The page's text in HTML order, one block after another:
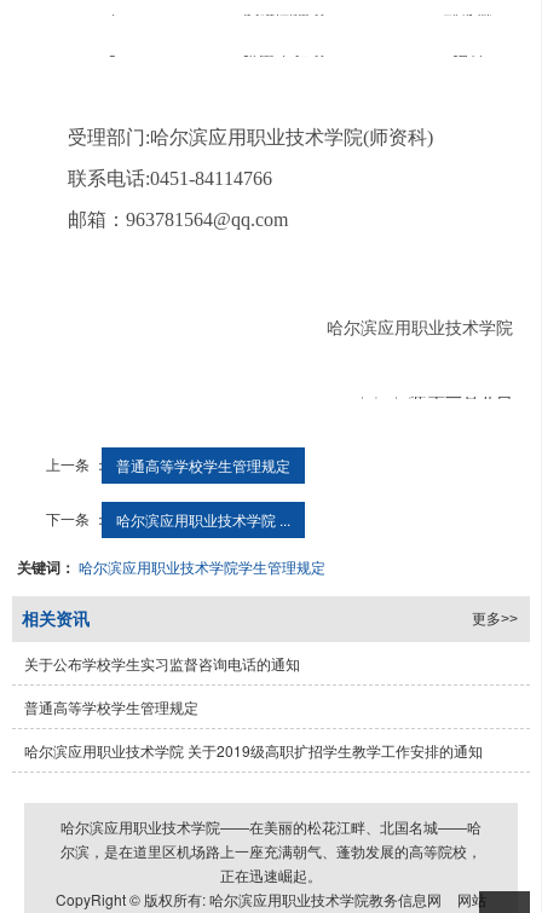
7
经济管理系
郭冰欣
8
机电工程系 杨月
受理部门:哈尔滨应用职业技术学院(师资科)
联系电话:0451-84114766
邮箱：963781564@qq.com
哈尔滨应用职业技术学院
二〇二〇年十一月九日
上一条 ： 普通高等学校学生管理规定
下一条 ： 哈尔滨应用职业技术学院 ...
关键词：哈尔滨应用职业技术学院学生管理规定
相关资讯 更多>>
关于公布学校学生实习监督咨询电话的通知
普通高等学校学生管理规定
哈尔滨应用职业技术学院 关于2019级高职扩招学生教学工作安排的通知
哈尔滨应用职业技术学院——在美丽的松花江畔、北国名城——哈
尔滨，是在道里区机场路上一座充满朝气、蓬勃发展的高等院校，
正在迅速崛起。
CopyRight © 版权所有:哈尔滨应用职业技术学院教务信息网
网站